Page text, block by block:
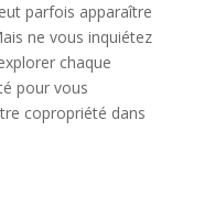
parfois apparaître
ne vous inquiétez
chaque
pour vous
copropriété dans